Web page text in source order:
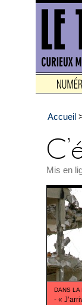
Accueil
Mis en
DANS LA
- «